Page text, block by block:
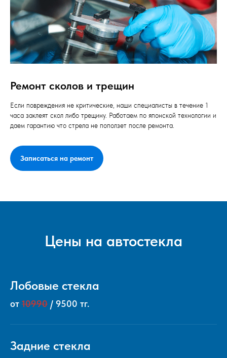
Ремонт сколов и трещин
Если повреждения не критические, наши специалисты в течение 1
часа заклеят скол либо трещину. Работаем по японской технологии и
даем гарантию что стрела не поползет после ремонта.
Записаться на ремонт
Цены на автостекла
Лобовые стекла
от 10990 / 9500 тг.
Задние стекла